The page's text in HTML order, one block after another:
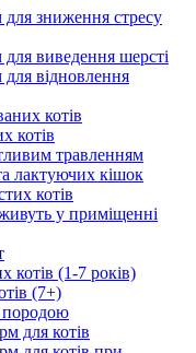
зниження стресу
виведення шерсті
відновлення
котів
котів
травленням
лактуючих кішок
котів
у приміщенні
котів (1-7 років)
(7+)
породою
для котів